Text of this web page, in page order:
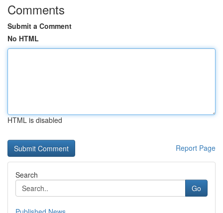
Comments
Submit a Comment
No HTML
HTML is disabled
Report Page
Search
Go